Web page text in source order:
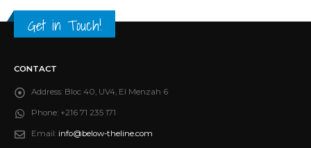
Get in Touch!
CONTACT
Address: Bloc 40, UV4, El Menzah 6
Phone: +216 71 235 171
Email: info@below-theline.com